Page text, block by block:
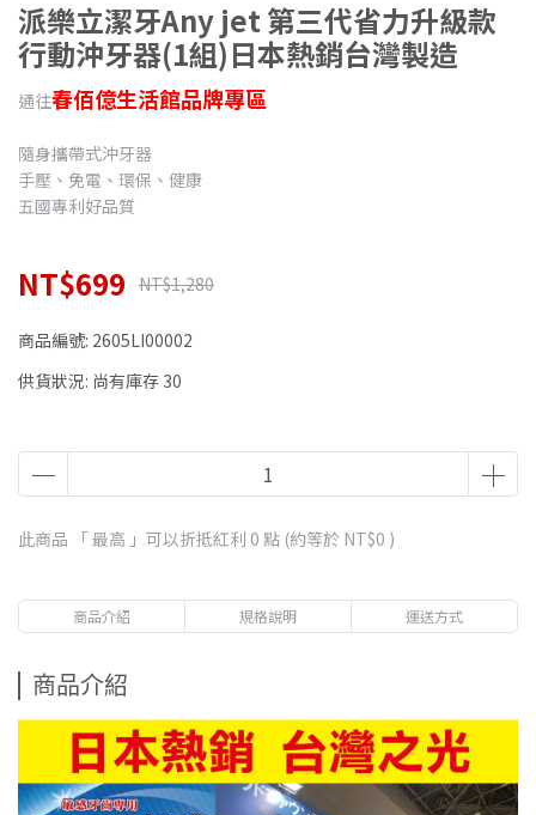
派樂立潔牙Any jet 第三代省力升級款
行動沖牙器(1組)日本熱銷台灣製造
通往春佰億生活館品牌專區
隨身攜帶式沖牙器
手壓、免電、環保、健康
五國專利好品質
NT$699 NT$1,280
商品編號: 2605LI00002
供貨狀況: 尚有庫存 30
此商品 「 最高 」可以折抵紅利 0 點 (約等於 NT$0 )
商品介紹 規格說明 運送方式
商品介紹